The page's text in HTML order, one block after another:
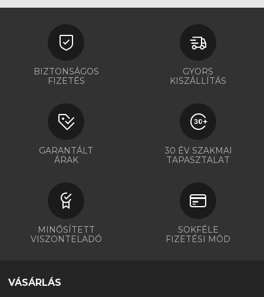
BIZTONSÁGOS
FIZETÉS
GYORS
KISZÁLLÍTÁS
GARANTÁLT
ÁRAK
30 ÉV SZAKMAI
TAPASZTALAT
MINŐSÍTETT
VISZONTELADÓ
SOKFÉLE
FIZETÉSI MÓD
VÁSÁRLÁS